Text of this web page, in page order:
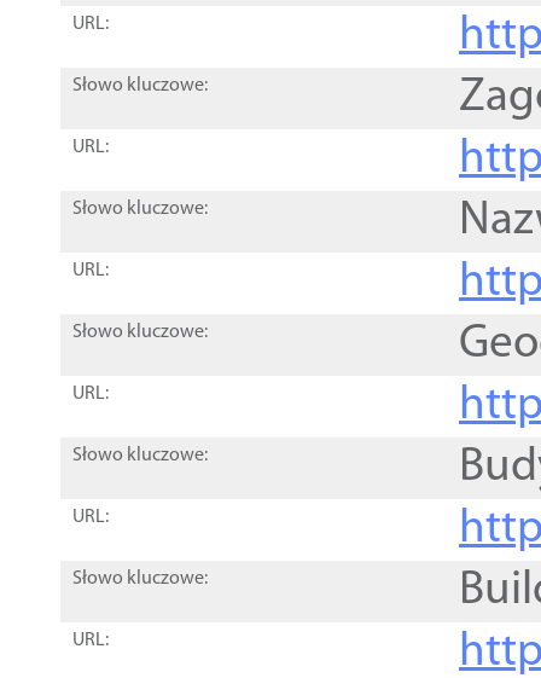
URL:
Słowo kluczowe:
URL:
Słowo kluczowe:
URL:
Słowo kluczowe:
URL:
Słowo kluczowe:
URL:
Słowo kluczowe:
URL: